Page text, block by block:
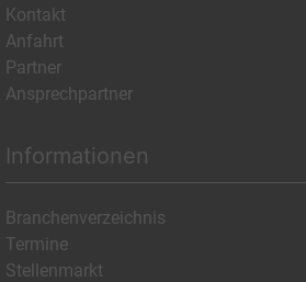
Kontakt
Anfahrt
Partner
Ansprechpartner
Informationen
Branchenverzeichnis
Termine
Stellenmarkt